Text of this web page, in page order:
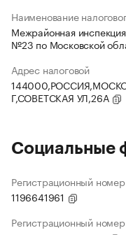
Наименование
Межрайонная
№23 по Московской
Адрес налоговой
Г,СОВЕТСКАЯ УЛ,26А
Социальные
Регистрационный
1196641961
Регистрационный